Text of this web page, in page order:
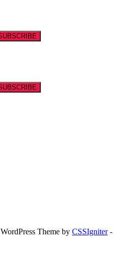
WordPress Theme by CSSIgniter-